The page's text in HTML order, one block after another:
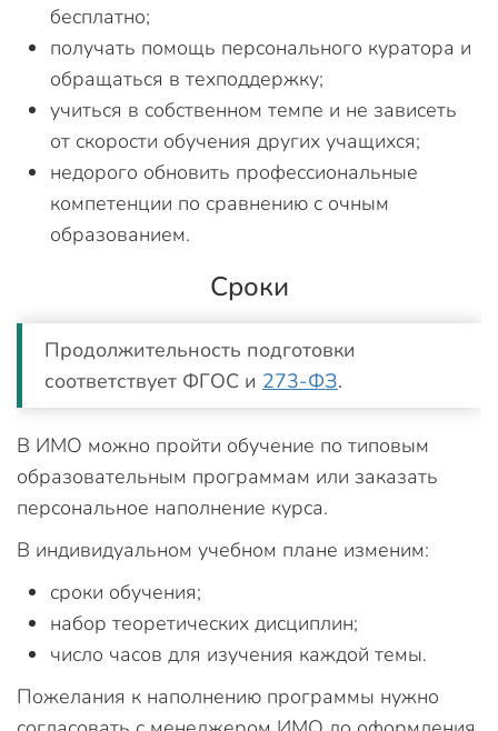
бесплатно;
получать помощь персонального куратора и
обращаться в техподдержку;
учиться в собственном темпе и не зависеть
от скорости обучения других учащихся;
недорого обновить профессиональные
компетенции по сравнению с очным
образованием.
Сроки
Продолжительность подготовки
соответствует ФГОС и 273-ФЗ.
В ИМО можно пройти обучение по типовым
образовательным программам или заказать
персональное наполнение курса.
В индивидуальном учебном плане изменим:
сроки обучения;
набор теоретических дисциплин;
число часов для изучения каждой темы.
Пожелания к наполнению программы нужно